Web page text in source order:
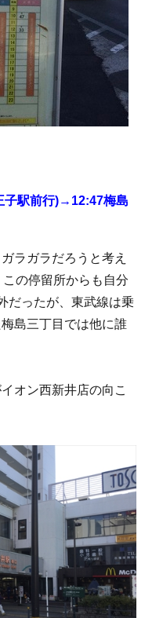
子駅前行)→12:47梅島
ラガラだろうと考え
の停留所からも自分
だったが、東武線は乗
島三丁目では他に誰
オン西新井店の向こ